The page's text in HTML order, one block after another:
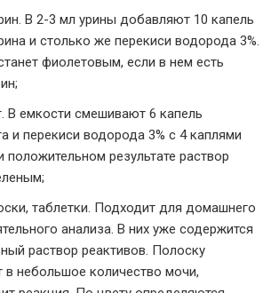
В 2-3 мл урины добавляют 10 капель
и столько же перекиси водорода 3%.
фиолетовым, если в нем есть
В емкости смешивают 6 капель
и перекиси водорода 3% с 4 каплями
положительном результате раствор
таблетки. Подходит для домашнего
анализа. В них уже содержится
раствор реактивов. Полоску
в небольшое количество мочи,